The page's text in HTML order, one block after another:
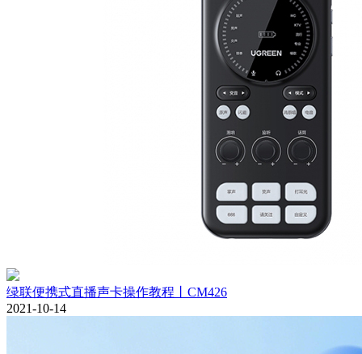
绿联便携式直播声卡操作教程丨CM426
2021-10-14